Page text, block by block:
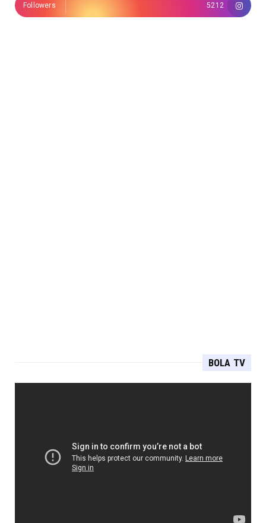
5212
Followers
BOLA TV